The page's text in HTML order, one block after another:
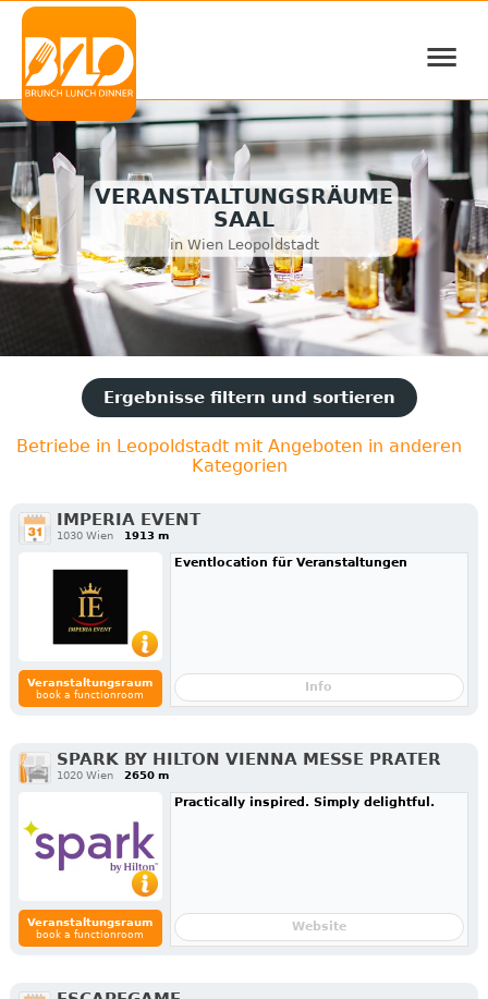
≡
VERANSTALTUNGSRÄUME
SAAL
in Wien Leopoldstadt
Ergebnisse filtern und sortieren
Betriebe in Leopoldstadt mit Angeboten in anderen
Kategorien
IMPERIA EVENT
1030 Wien 1913 m
Veranstaltungsraum
book a functionroom
Eventlocation für Veranstaltungen
Info
SPARK BY HILTON VIENNA MESSE PRATER
1020 Wien 2650 m
Veranstaltungsraum
book a functionroom
Practically inspired. Simply delightful.
Website